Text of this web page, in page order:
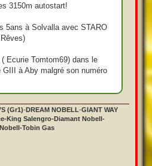
3150m autostart!
5ans à Solvalla avec STARO
Ecurie Tomtom69) dans le
GIII à Aby malgré son numéro
(Gr1)-DREAM NOBELL-GIANT WAY
King Salengro-Diamant Nobell-
Tobin Gas